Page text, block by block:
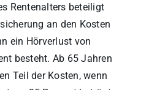
Rentenalters beteiligt
an den Kosten
ein Hörverlust von
besteht. Ab 65 Jahren
Teil der Kosten, wenn